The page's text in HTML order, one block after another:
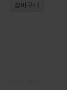
장바구니